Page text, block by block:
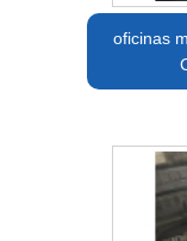
oficinas